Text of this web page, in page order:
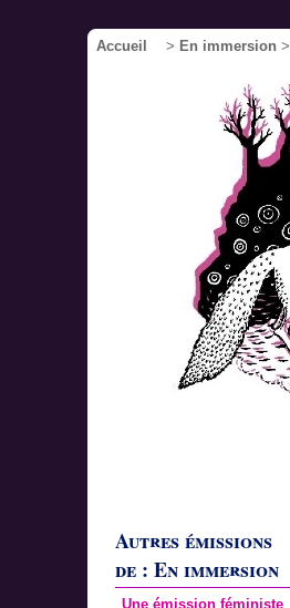
Accueil > En immersion >
Autres émissions
de : En immersion
Une émission féministe